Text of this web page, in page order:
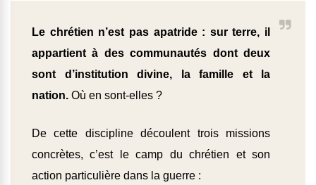
Le chrétien n’est pas apatride : sur terre, il
appartient à des communautés dont deux
sont d’institution divine, la famille et la
nation. Où en sont-elles ?
De cette discipline découlent trois missions
concrètes, c’est le camp du chrétien et son
action particulière dans la guerre :